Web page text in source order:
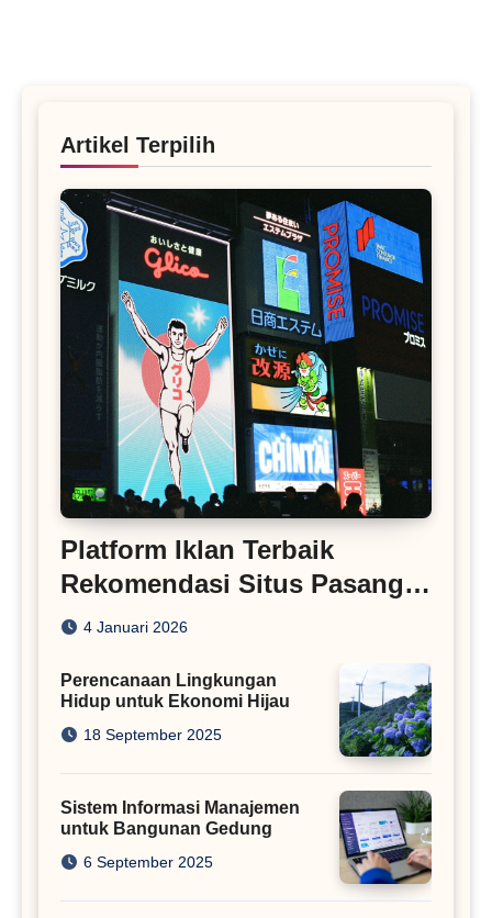
Artikel Terpilih
Platform Iklan Terbaik
Rekomendasi Situs Pasang
Iklan
4 Januari 2026
Perencanaan Lingkungan
Hidup untuk Ekonomi Hijau
18 September 2025
Sistem Informasi Manajemen
untuk Bangunan Gedung
6 September 2025